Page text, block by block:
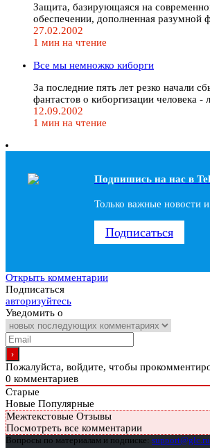
Защита, базирующаяся на
обеспечении, дополненная разумной
27.02.2002
1 мин на чтение
Все мы немножко киборги
За последние пять лет резко начали
фантастов о киборгизации человека
12.09.2002
1 мин на чтение
Подпишись на наc в
Только важные новости
Подписаться
Открыть комментарии
Подписаться
авторизуйтесь
Уведомить о
Пожалуйста, войдите, чтобы
0 комментариев
Старые
Новые Популярные
Межтекстовые Отзывы
Посмотреть все комментарии
Вопросы по материалам и подписке: support@glc.ru